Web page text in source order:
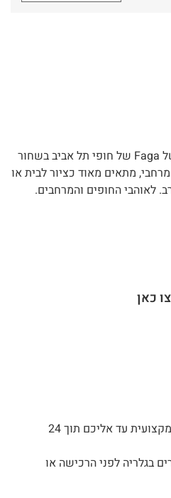
חוף שחור לבן – ציור מהמם של Faga של חופי תל אביב בשחור
מתאים מאוד כציור לבית או
לאוהבי החופים והמרחבים.
ניתן להזמין משלוח + תלייה מקצועית עד אליכם תוך 24
בגלריה לפני הרכישה או